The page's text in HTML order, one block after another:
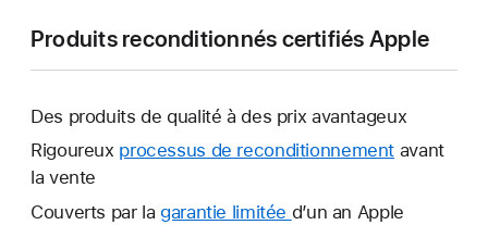
Produits reconditionnés certifiés Apple
Des produits de qualité à des prix avantageux
Rigoureux processus de reconditionnement avant
la vente
Couverts par la garantie limitée Une
d’un an Apple